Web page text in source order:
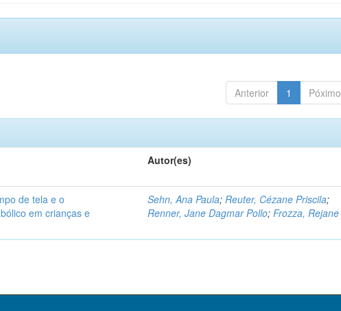
Anterior 1 Póximo
Autor(es)
de tela e o
em crianças e
Sehn, Ana Paula;Reuter, Cézane Priscila;
Renner, Jane Dagmar Pollo;Frozza, Rejane